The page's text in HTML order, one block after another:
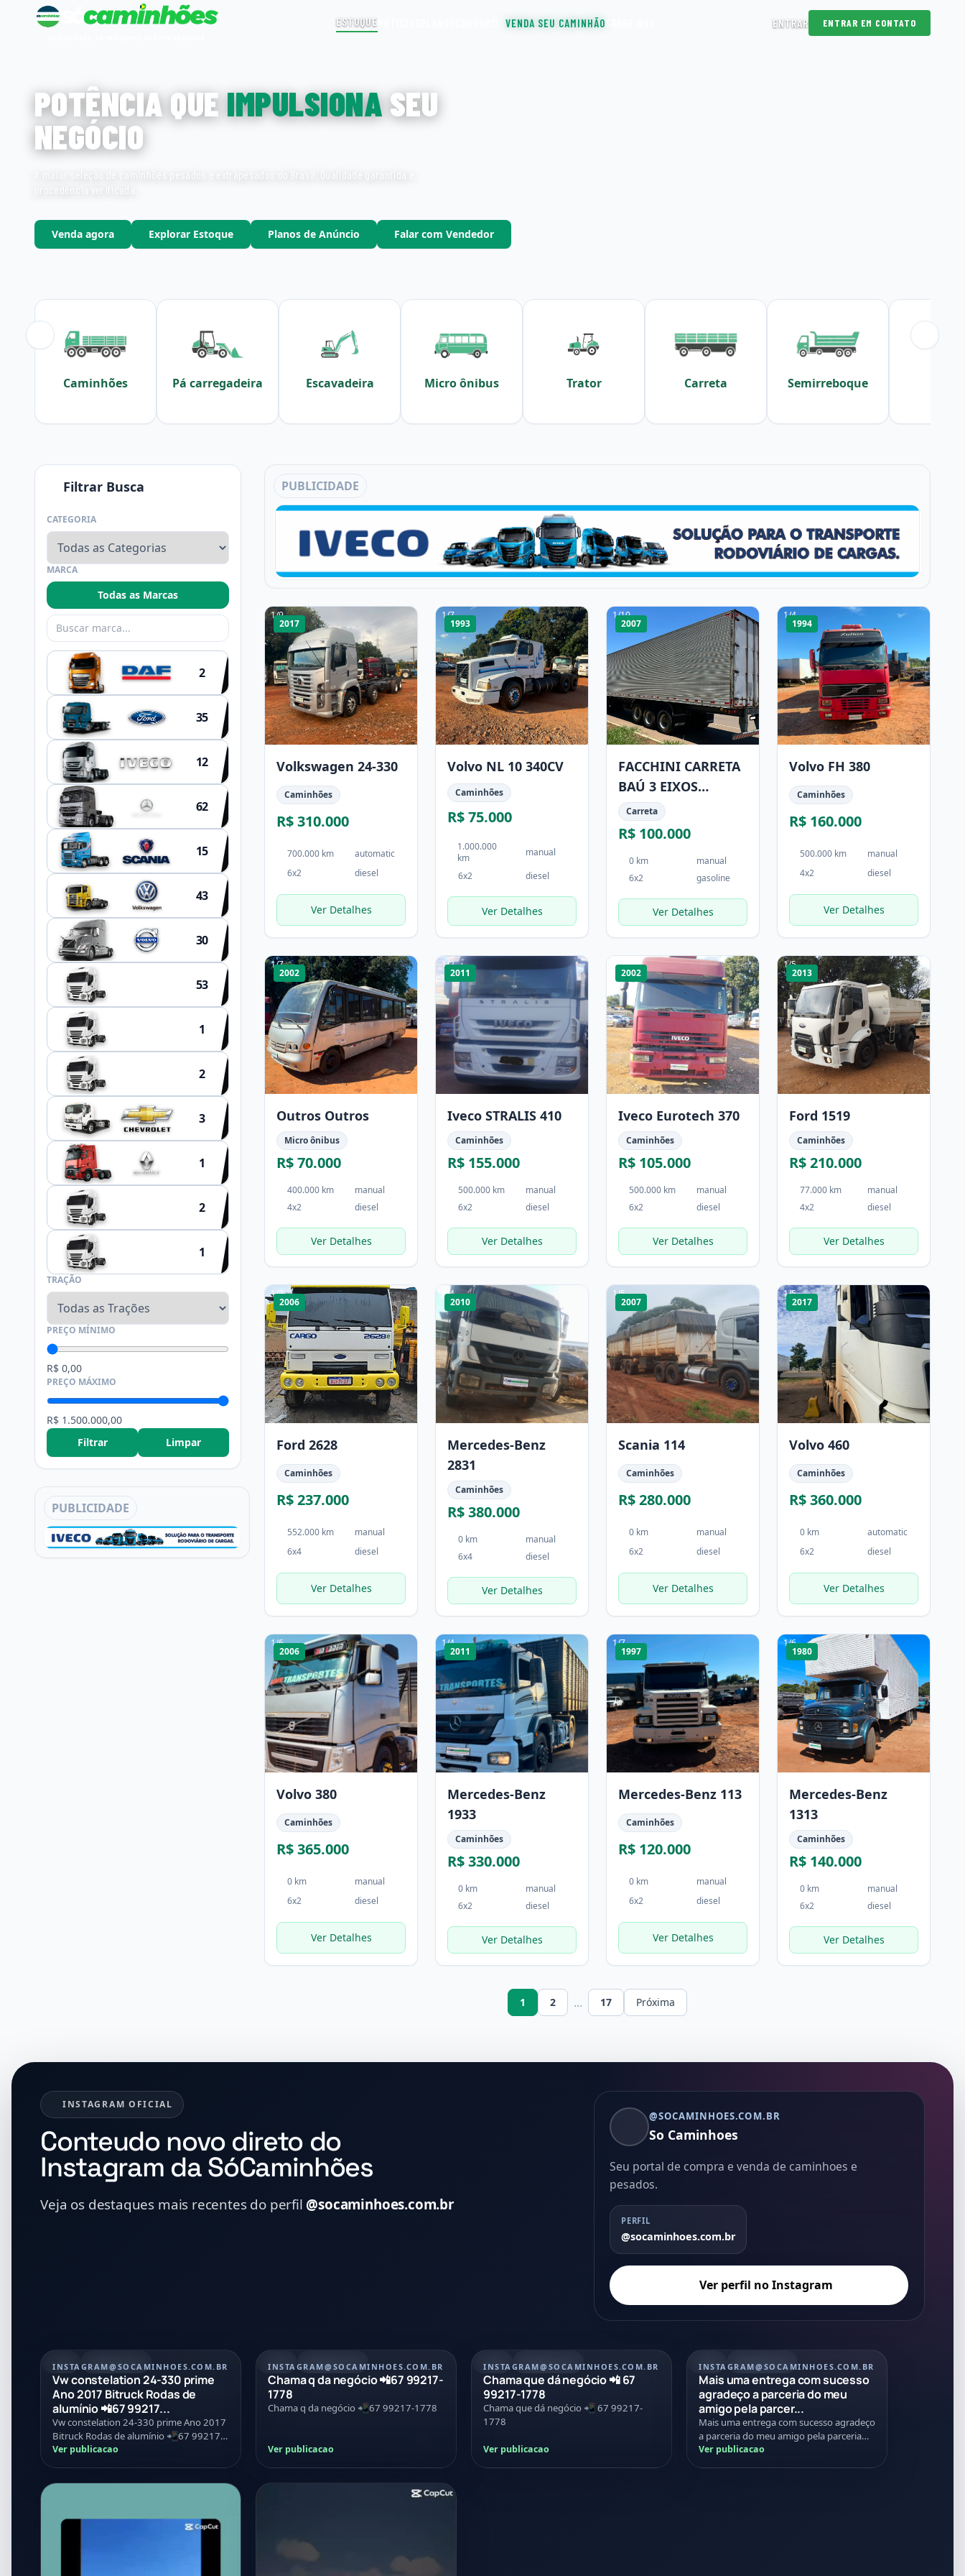
ESTOQUE VENDA SEU CAMINHÃO ENTRAR ENTRAR EM CONTATO
POTÊNCIA QUEIMPULSIONASEU
NEGÓCIO
procedência verificada.
Venda agora Explorar Estoque Planos de Anúncio Falar com Vendedor
Caminhões Pá carregadeira Escavadeira Micro ônibus Trator Carreta Semirreboque
Filtrar Busca
CATEGORIA
MARCA
Todas as Marcas
2
35
12
62
15
43
30
53
1
2
3
1
2
1
TRAÇÃO
PREÇO MÍNIMO
R$ 0,00
PREÇO MÁXIMO
R$ 1.500.000,00
Filtrar
Limpar
PUBLICIDADE
PUBLICIDADE
1/9
2017
Volkswagen 24-330
Caminhões
R$ 310.000
700.000 km
automatic
6x2
diesel
Ver Detalhes
1/7
1993
Volvo NL 10 340CV
Caminhões
R$ 75.000
1.000.000
km
manual
6x2
diesel
Ver Detalhes
1/10
2007
FACCHINI CARRETA
BAÚ 3 EIXOS
FACCHINI ANO 2007
Carreta
R$ 100.000
0 km
manual
6x2
gasoline
Ver Detalhes
1/4
1994
Volvo FH 380
Caminhões
R$ 160.000
500.000 km
manual
4x2
diesel
Ver Detalhes
1/7
2002
Outros Outros
Micro ônibus
R$ 70.000
400.000 km
manual
4x2
diesel
Ver Detalhes
1/2
2011
Iveco STRALIS 410
Caminhões
R$ 155.000
500.000 km
manual
6x2
diesel
Ver Detalhes
1/4
2002
Iveco Eurotech 370
Caminhões
R$ 105.000
500.000 km
manual
6x2
diesel
Ver Detalhes
1/5
2013
Ford 1519
Caminhões
R$ 210.000
77.000 km
manual
4x2
diesel
Ver Detalhes
1/7
2006
Ford 2628
Caminhões
R$ 237.000
552.000 km
manual
6x4
diesel
Ver Detalhes
1/4
2010
Mercedes-Benz
2831
Caminhões
R$ 380.000
0 km
manual
6x4
diesel
Ver Detalhes
1/5
2007
Scania 114
Caminhões
R$ 280.000
0 km
manual
6x2
diesel
Ver Detalhes
1/5
2017
Volvo 460
Caminhões
R$ 360.000
0 km
automatic
6x2
diesel
Ver Detalhes
1/6
2006
Volvo 380
Caminhões
R$ 365.000
0 km
manual
6x2
diesel
Ver Detalhes
1/4
2011
Mercedes-Benz
1933
Caminhões
R$ 330.000
0 km
manual
6x2
diesel
Ver Detalhes
1/7
1997
Mercedes-Benz 113
Caminhões
R$ 120.000
0 km
manual
6x2
diesel
Ver Detalhes
1/6
1980
Mercedes-Benz
1313
Caminhões
R$ 140.000
0 km
manual
6x2
diesel
Ver Detalhes
1 2 ... 17 Próxima
INSTAGRAM OFICIAL
Conteudo novo direto do
Instagram da SóCaminhões
Veja os destaques mais recentes do perfil @socaminhoes.com.br
@SOCAMINHOES.COM.BR
So Caminhoes
Seu portal de compra e venda de caminhoes e
pesados.
PERFIL
@socaminhoes.com.br
Ver perfil no Instagram
REEL 07/08/2026
INSTAGRAM@SOCAMINHOES.COM.BR
Vw constelation 24-330 prime
Ano 2017 Bitruck Rodas de
alumínio 📲67 99217...
Vw constelation 24-330 prime Ano 2017
Bitruck Rodas de alumínio 📲67 99217-
1778
Ver publicacao
POST 21/07/2026
INSTAGRAM@SOCAMINHOES.COM.BR
Chama q da negócio 📲67 99217-
1778
Chama q da negócio 📲67 99217-1778
Ver publicacao
POST 21/07/2026
INSTAGRAM@SOCAMINHOES.COM.BR
Chama que dá negócio 📲 67
99217-1778
Chama que dá negócio 📲 67 99217-
1778
Ver publicacao
REEL 21/07/2026
INSTAGRAM@SOCAMINHOES.COM.BR
Mais uma entrega com sucesso
agradeço a parceria do meu
amigo pela parcer...
Mais uma entrega com sucesso agradeço
a parceria do meu amigo pela parceria
nessa negociação Tmj
Ver publicacao